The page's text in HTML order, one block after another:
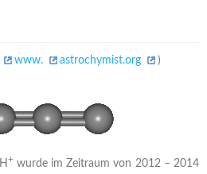
www. astrochymist.org )
H +wurde im Zeitraum von 2012 – 2014